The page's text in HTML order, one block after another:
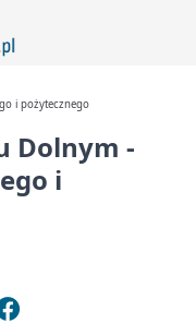
i pożytecznego
Dolnym -
i